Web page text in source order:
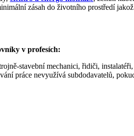
zásah do životního prostředí
v profesích:
stavební mechanici, řidiči,
práce nevyužívá subdodavatelů,